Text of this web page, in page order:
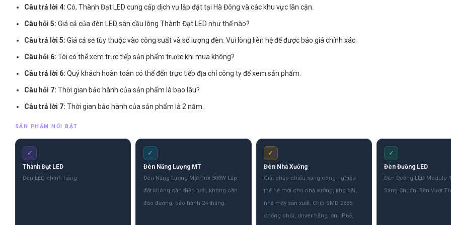
Câu trả lời 4: Có, Thành Đạt LED cung cấp dịch vụ lắp đặt tại Hà Đông và các khu vực lân cận.
Câu hỏi 5: Giá cả của đèn LED sân cầu lông Thành Đạt LED như thế nào?
Câu trả lời 5: Giá cả sẽ tùy thuộc vào công suất và số lượng đèn. Vui lòng liên hệ để được báo giá chính xác.
Câu hỏi 6: Tôi có thể xem trực tiếp sản phẩm trước khi mua không?
Câu trả lời 6: Quý khách hoàn toàn có thể đến trực tiếp địa chỉ công ty để xem sản phẩm.
Câu hỏi 7: Thời gian bảo hành của sản phẩm là bao lâu?
Câu trả lời 7: Thời gian bảo hành của sản phẩm là 2 năm.
SẢN PHẨM NỔI BẬT
✓
Thành Đạt LED
Đèn LED chính hãng
✓
Đèn Năng Lượng MT
Đèn Năng Lượng Mặt Trời 300W Lắp
đặt không cần điện lưới, không cần
đào đường, bảo hành 24 tháng.
✓
Đèn Nhà Xưởng
Giải pháp chiếu sáng công nghiệp
thế hệ mới cho nhà xưởng, kho bãi,
nhà máy sản xuất. Chip SMD 2835
chống chói, driver hãng lớn, IP65,
✓
Đèn Đường LED
Đèn Đường LED Module
Sáng Chuẩn, Bền Vượt